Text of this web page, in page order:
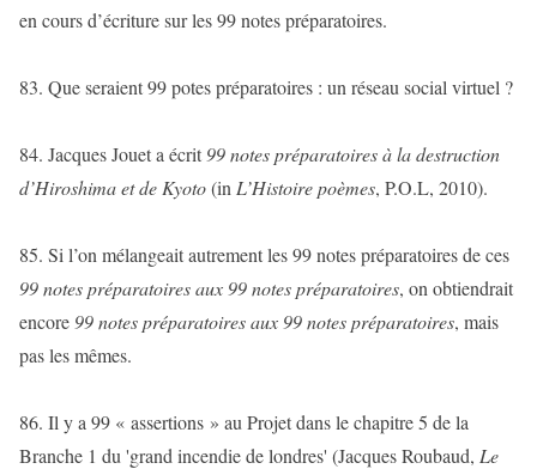
en cours d’écriture sur les 99 notes préparatoires.
83. Que seraient 99 potes préparatoires : un réseau social virtuel ?
84. Jacques Jouet a écrit 99 notes préparatoires à la destruction
d’Hiroshima et de Kyoto(in L’Histoire poèmes, P.O.L, 2010).
85. Si l’on mélangeait autrement les 99 notes préparatoires de ces
99 notes préparatoires aux 99 notes préparatoires, on obtiendrait
encore 99 notes préparatoires aux 99 notes préparatoires, mais
pas les mêmes.
86. Il y a 99 « assertions » au Projet dans le chapitre 5 de la
Branche 1 du 'grand incendie de londres' (Jacques Roubaud, Le